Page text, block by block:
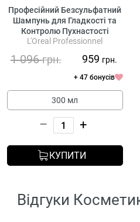
Професійний Безсульфатний
Шампунь для Гладкості та
Контролю Пухнастості
Волосся L'oreal Professionnel
Sleek Professional Shampoo
L'Oreal Professionnel
1 096грн. 959 грн.
+ 47 бонусів
300 мл
– +
КУПИТИ
Відгуки